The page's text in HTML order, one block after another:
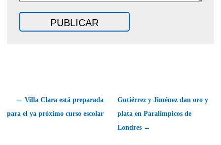
← Villa Clara está preparada
para el ya próximo curso escolar
Gutiérrez y Jiménez dan oro y
plata en Paralímpicos de
Londres →